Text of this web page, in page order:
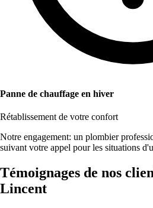
Panne de chauffage en hiver
Rétablissement de votre confort
Notre engagement: un plombier
suivant votre appel pour les situations
Témoignages de nos
Lincent